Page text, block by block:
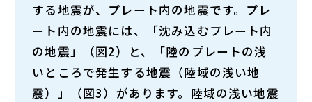
する地震が、プレート内の地震です。プレ
ート内の地震には、
「沈み込むプレート内
の地震」（図2）
と、
「陸のプレートの浅
いところで発生する地震（陸域の浅い地
震）」（図3） があります。陸域の浅い地震